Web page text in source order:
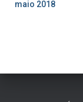
maio 2018